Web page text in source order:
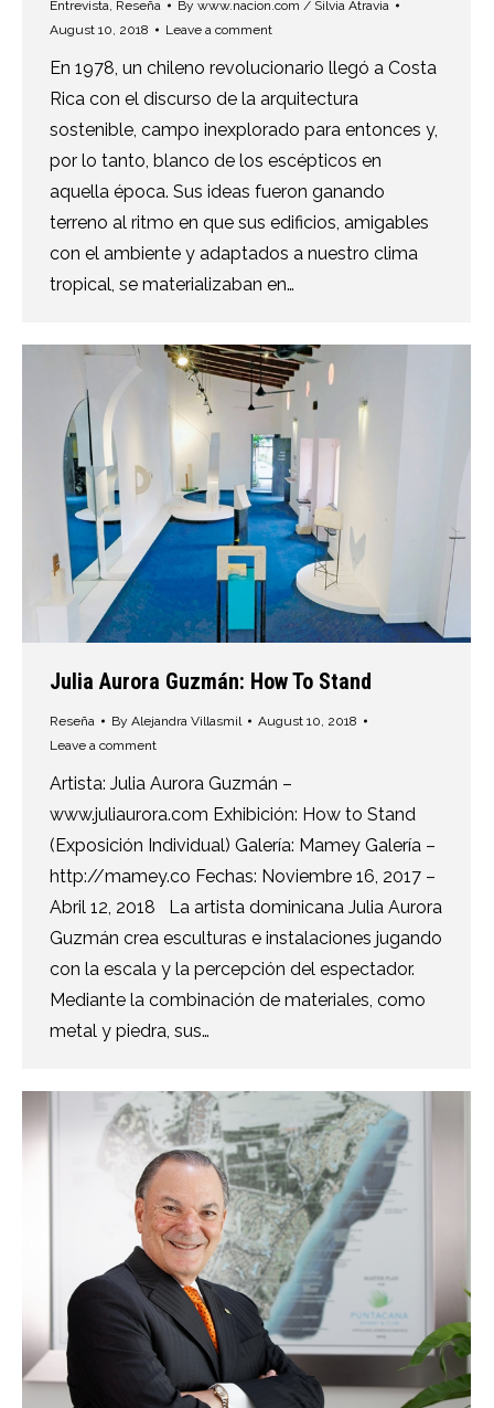
Entrevista, Reseña By www.nacion.com / Silvia Atravia
August 10, 2018
Leave a comment
En 1978, un chileno revolucionario llegó a Costa
Rica con el discurso de la arquitectura
sostenible, campo inexplorado para entonces y,
por lo tanto, blanco de los escépticos en
aquella época. Sus ideas fueron ganando
terreno al ritmo en que sus edificios, amigables
con el ambiente y adaptados a nuestro clima
tropical, se materializaban en…
Julia Aurora Guzmán: How To Stand
Reseña By Alejandra Villasmil
August 10, 2018
Leave a comment
Artista: Julia Aurora Guzmán –
www.juliaurora.com Exhibición: How to Stand
(Exposición Individual) Galería: Mamey Galería –
http://mamey.co Fechas: Noviembre 16, 2017 –
Abril 12, 2018 La artista dominicana Julia Aurora
Guzmán crea esculturas e instalaciones jugando
con la escala y la percepción del espectador.
Mediante la combinación de materiales, como
metal y piedra, sus…